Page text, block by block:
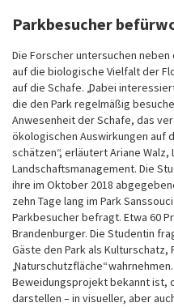
Parkbesucher
Die Forscher untersuchen
auf die biologische Vielfalt der
auf die Schafe. „Dabei
die den Park regelmäßig
Anwesenheit der Schafe, das
ökologischen Auswirkungen auf
schätzen“, erläutert Ariane
Landschaftsmanagement. Die
ihre im Oktober 2018
zehn Tage lang im Park
Parkbesucher befragt. Etwa 60
Brandenburger. Die Studentin
Gäste den Park als
„Naturschutzfläche“
Beweidungsprojekt bekannt ist,
darstellen – in visueller, aber